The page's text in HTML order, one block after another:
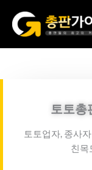
너
토토총
토토업자, 종사
친목